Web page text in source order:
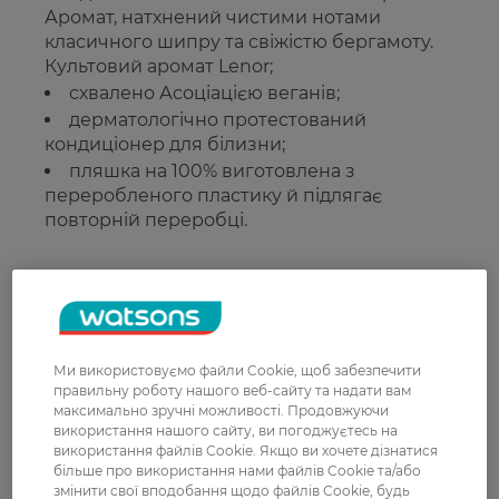
Аромат, натхнений чистими нотами
класичного шипру та свіжістю бергамоту.
Культовий аромат Lenor;
схвалено Асоціацією веганів;
дерматологічно протестований
кондиціонер для білизни;
пляшка на 100% виготовлена з
переробленого пластику й підлягає
повторній переробці.
0
З 0 відгуків
0 відгуків
Доставка
Ми використовуємо файли Cookie, щоб забезпечити
правильну роботу нашого веб-сайту та надати вам
максимально зручні можливості. Продовжуючи
використання нашого сайту, ви погоджуєтесь на
використання файлів Cookie. Якщо ви хочете дізнатися
більше про використання нами файлів Cookie та/або
змінити свої вподобання щодо файлів Cookie, будь